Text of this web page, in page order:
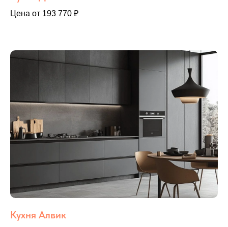
Цена от 193 770 ₽
Кухня Алвик